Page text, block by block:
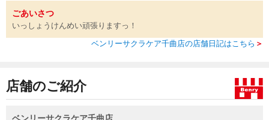
ごあいさつ
いっしょうけんめい頑張りますっ！
ベンリーサクラケア千曲店の店舗日記はこちら ＞
店舗のご紹介